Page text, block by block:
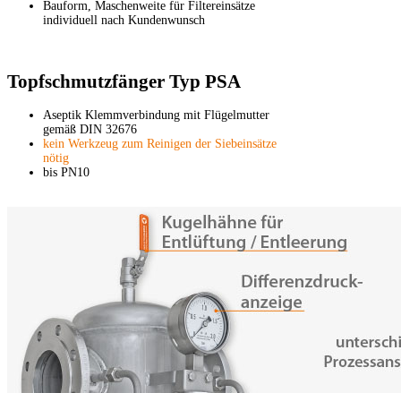
Bauform, Maschenweite für Filtereinsätze
individuell nach Kundenwunsch
Topfschmutzfänger Typ PSA
Aseptik Klemmverbindung mit Flügelmutter
gemäß DIN 32676
kein Werkzeug zum Reinigen der Siebeinsätze
nötig
bis PN10